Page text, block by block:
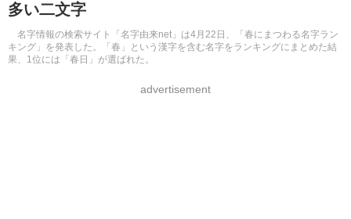
自由研究教材（小学生向け）
多い二文字
名字情報の検索サイト「名字由来net」は4月22日、「春にまつわる名字ラン
キング」を発表した。「春」という漢字を含む名字をランキングにまとめた結
果、1位には「春日」が選ばれた。
advertisement